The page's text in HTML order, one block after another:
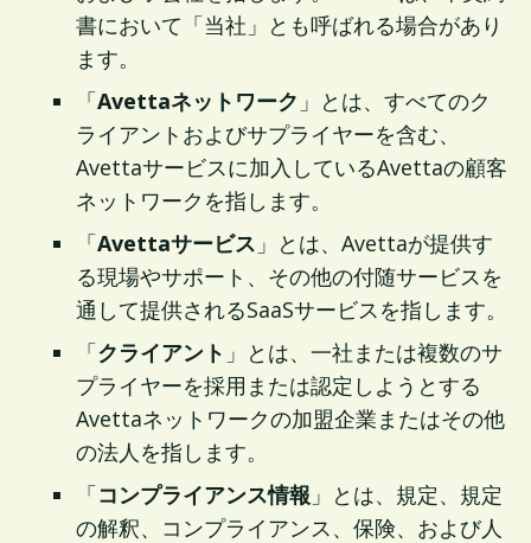
書において「当社」とも呼ばれる場合があり
ます。
「Avettaネットワーク 」とは、すべてのク
ライアントおよびサプライヤーを含む、
Avettaサービスに加入しているAvettaの顧客
ネットワークを指します。
「Avettaサービス 」とは、Avettaが提供す
る現場やサポート、その他の付随サービスを
通して提供されるSaaSサービスを指します。
「クライアント 」とは、一社または複数のサ
プライヤーを採用または認定しようとする
Avettaネットワークの加盟企業またはその他
の法人を指します。
「コンプライアンス情報 」とは、規定、規定
の解釈、コンプライアンス、保険、および人